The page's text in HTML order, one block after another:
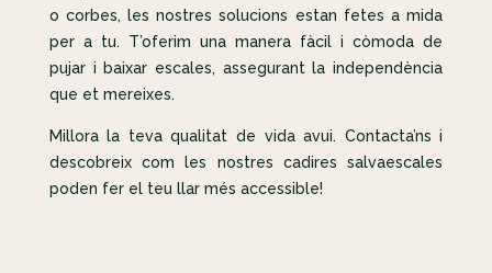
o corbes, les nostres solucions estan fetes a mida
per a tu. T’oferim una manera fàcil i còmoda de
pujar i baixar escales, assegurant la independència
que et mereixes.
Millora la teva qualitat de vida avui. Contacta’ns i
descobreix com les nostres cadires salvaescales
poden fer el teu llar més accessible!